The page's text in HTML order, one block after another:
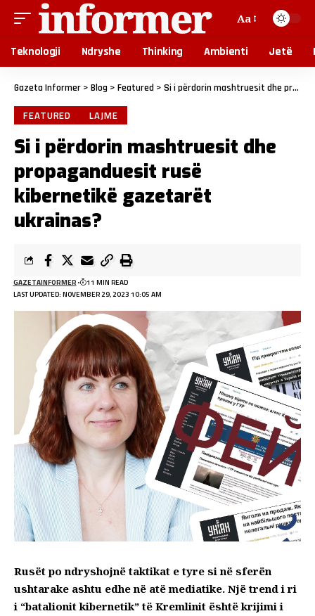
Aa
Teknologji Ndryshe Thinking Ambienti Jetë
Gazeta Informer > Blog > Featured > Si i përdorin mashtruesit dhe propaganduesit rusë kibernetikë gazetarët ukrainas?
FEATURED LAJME
Si i përdorin mashtruesit dhe
propaganduesit rusë
kibernetikë gazetarët
ukrainas?
LAST UPDATED: NOVEMBER 29, 2023 10:05 AM
GAZETAINFORMER 11 MIN READ
Rusët po ndryshojnë taktikat e tyre si në sferën
ushtarake ashtu edhe në atë mediatike. Një trend i ri
i “batalionit kibernetik” të Kremlinit është krijimi i